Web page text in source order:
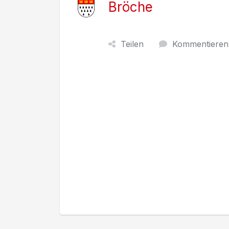
Bröche
Teilen Kommentieren